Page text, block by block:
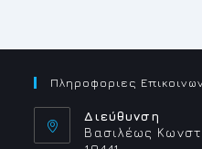
Πληροφοριες
Διεύθυνση
Βασιλέως